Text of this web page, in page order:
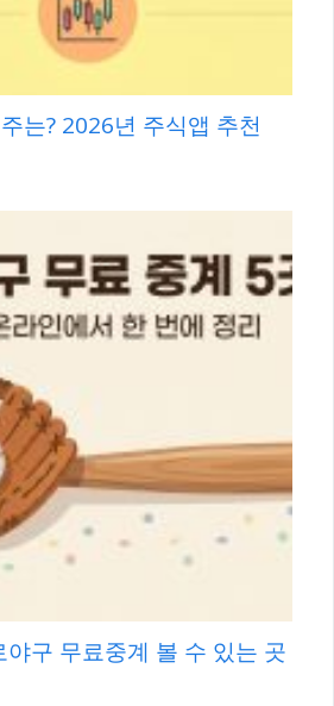
는? 2026년 주식앱 추천
구 무료중계 볼 수 있는 곳